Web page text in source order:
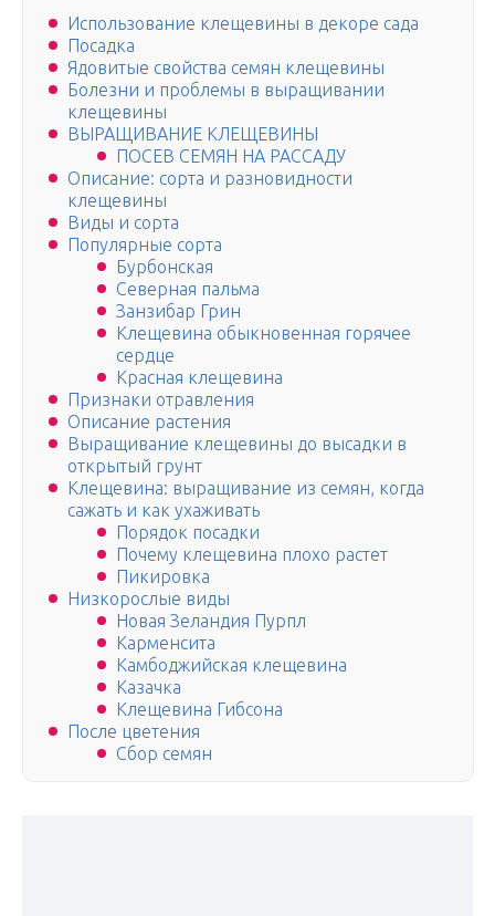
Использование клещевины в декоре сада
Посадка
Ядовитые свойства семян клещевины
Болезни и проблемы в выращивании
клещевины
ВЫРАЩИВАНИЕ КЛЕЩЕВИНЫ
ПОСЕВ СЕМЯН НА РАССАДУ
Описание: сорта и разновидности
клещевины
Виды и сорта
Популярные сорта
Бурбонская
Северная пальма
Занзибар Грин
Клещевина обыкновенная горячее
сердце
Красная клещевина
Признаки отравления
Описание растения
Выращивание клещевины до высадки в
открытый грунт
Клещевина: выращивание из семян, когда
сажать и как ухаживать
Порядок посадки
Почему клещевина плохо растет
Пикировка
Низкорослые виды
Новая Зеландия Пурпл
Карменсита
Камбоджийская клещевина
Казачка
Клещевина Гибсона
После цветения
Сбор семян